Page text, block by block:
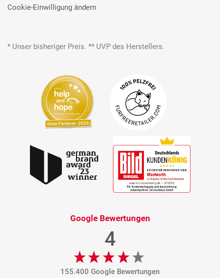
Cookie-Einwilligung ändern
* Unser bisheriger Preis. ** UVP des Herstellers.
Google Bewertungen
4
155.400 Google Bewertungen